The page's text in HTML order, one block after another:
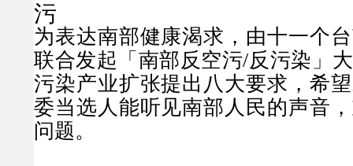
污
为表达南部健康渴求，由十一个
联合发起「南部反空污/反污染」
污染产业扩张提出八大要求，希
委当选人能听见南部人民的声音
问题。